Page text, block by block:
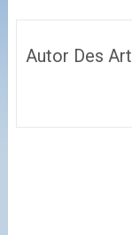
Autor Des